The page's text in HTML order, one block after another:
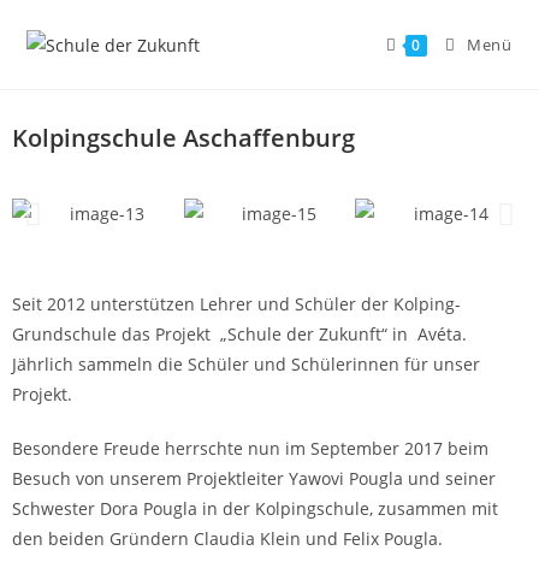
0 Menü
Kolpingschule Aschaffenburg
Seit 2012 unterstützen Lehrer und Schüler der Kolping-
Grundschule das Projekt „Schule der Zukunft“ in Avéta.
Jährlich sammeln die Schüler und Schülerinnen für unser
Projekt.
Besondere Freude herrschte nun im September 2017 beim
Besuch von unserem Projektleiter Yawovi Pougla und seiner
Schwester Dora Pougla in der Kolpingschule, zusammen mit
den beiden Gründern Claudia Klein und Felix Pougla.